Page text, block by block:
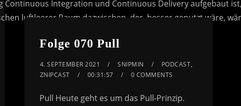
or
decrease
Folge 070 Pull
4. SEPTEMBER 2021 SNIPMIN PODCAST,
ZNIPCAST
00:31:57 0 COMMENTS
Pull Heute geht es um das Pull-Prinzip.